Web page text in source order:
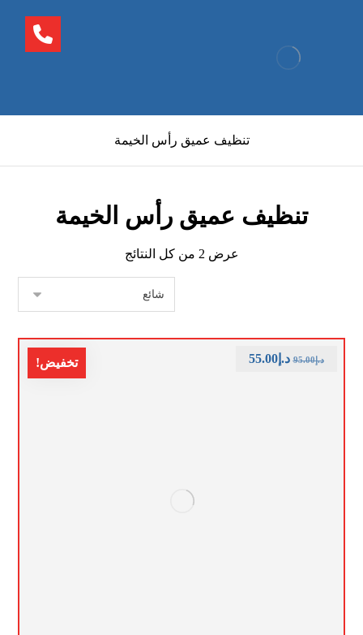
تنظيف عميق رأس الخيمة
تنظيف عميق رأس الخيمة
عرض ⁦2⁩ من كل النتائج
تخفيض! د.إ95.00 د.إ55.00